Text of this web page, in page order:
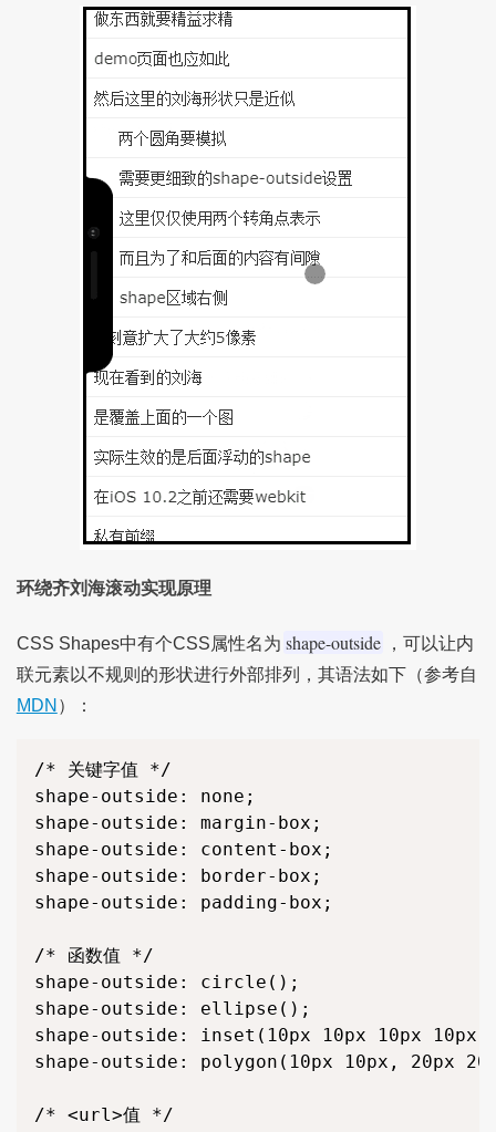
环绕齐刘海滚动实现原理
CSS Shapes中有个CSS属性名为 shape-outside
，可以让内
联元素以不规则的形状进行外部排列，其语法如下（参考自
MDN ）：
/* 关键字值 */
shape-outside: none;
shape-outside: margin-box;
shape-outside: content-box;
shape-outside: border-box;
shape-outside: padding-box;
/* 函数值 */
shape-outside: circle();
shape-outside: ellipse();
shape-outside: inset(10px 10px 10px
shape-outside: polygon(10px 10px, 20px
/* <url>值 */